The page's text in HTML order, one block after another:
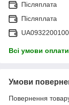
Післяплата
Післяплата
Всі умови оплати
Умови
Повернення